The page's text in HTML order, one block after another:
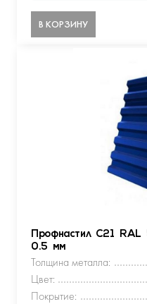
В КОРЗИНУ
Профнастил С21
0.5 мм
Толщина металла:
Цвет:
Покрытие: